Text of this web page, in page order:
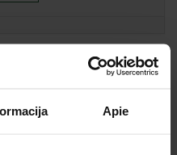
Apie